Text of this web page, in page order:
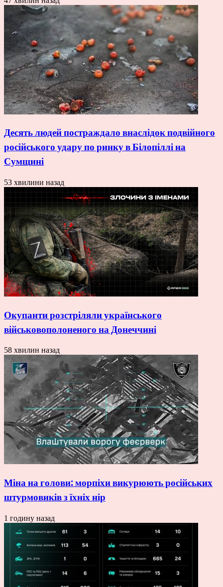
Десять людей постраждало внаслідок подвійного
російського удару по ринку в Білопіллі на
Сумщині
53 хвилини назад
Окупанти розстріляли українського
військовополоненого на Донеччині
58 хвилин назад
Міна на голови: морпіхи викурюють російських
штурмовиків з їхніх нір
1 годину назад